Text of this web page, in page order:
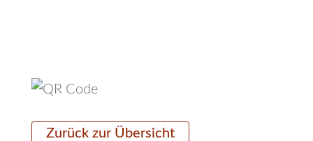
Zurück zur Übersicht